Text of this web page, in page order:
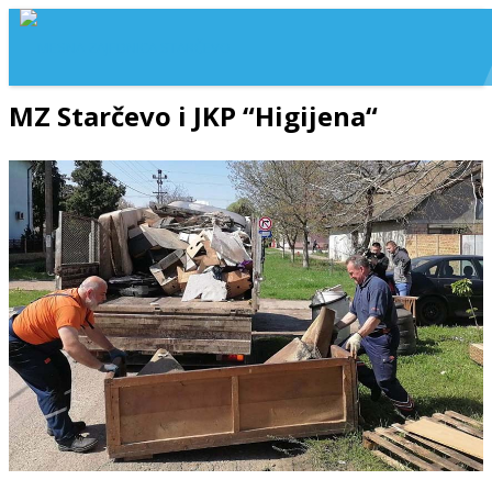
MZ Starčevo i JKP “Higijena“